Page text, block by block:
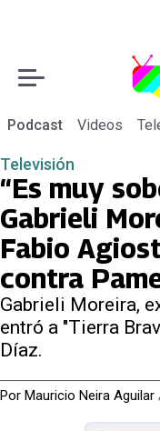
Podcast Videos
Televisión
“Es muy
Gabrieli
Fabio
contra
Gabrieli Moreira,
entró a "Tierra
Díaz.
Por Mauricio Neira Aguilar